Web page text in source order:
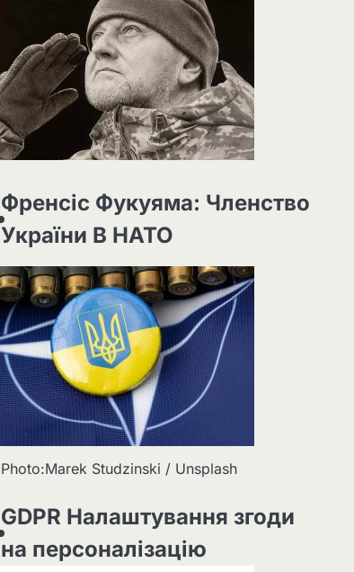
Френсіс Фукуяма: Членство
України В НАТО
Photo:Marek Studzinski / Unsplash
GDPR Налаштування згоди
на персоналізацію